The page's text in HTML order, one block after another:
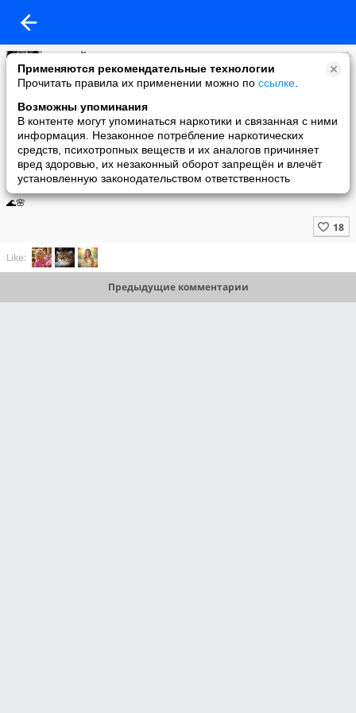
Применяются рекомендательные технологии
Прочитать правила их применении можно по ссылке
Возможны упоминания
В контенте могут упоминаться наркотики и связанная с ними
информация. Незаконное потребление наркотических
средств, психотропных веществ и их аналогов причиняет
вред здоровью, их незаконный оборот запрещён и влечёт
установленную законодательством ответственность
АГАТА ✌️
added a photo
14 Jun в 16:10
🌊🌸
Like:
Предыдущие комментарии